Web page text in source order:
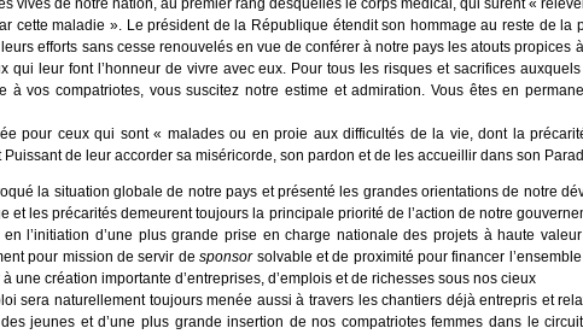
vives de notre nation, au premier rang desquelles le corps médical, qui surent «
cette maladie ». Le président de la République étendit son hommage au reste de la
efforts sans cesse renouvelés en vue de conférer à notre pays les atouts propices
qui leur font l’honneur de vivre avec eux. Pour tous les risques et sacrifices
à vos compatriotes, vous suscitez notre estime et admiration. Vous êtes en
pour ceux qui sont « malades ou en proie aux difficultés de la vie, dont la
Puissant de leur accorder sa miséricorde, son pardon et de les accueillir dans son
la situation globale de notre pays et présenté les grandes orientations de notre
et les précarités demeurent toujours la principale priorité de l’action de notre
l’initiation d’une plus grande prise en charge nationale des projets à haute
pour mission de servir desponsorsolvable et de proximité pour financer
une création importante d’entreprises, d’emplois et de richesses sous nos cieux
sera naturellement toujours menée aussi à travers les chantiers déjà entrepris et
jeunes et d’une plus grande insertion de nos compatriotes femmes dans le